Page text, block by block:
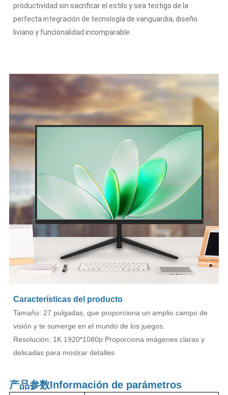
productividad sin sacrificar el estilo y sea testigo de la
perfecta integración de tecnología de vanguardia, diseño
liviano y funcionalidad incomparable.
Características del producto
Tamaño: 27 pulgadas, que proporciona un amplio campo de
visión y te sumerge en el mundo de los juegos.
Resolución: 1K 1920*1080p Proporciona imágenes claras y
delicadas para mostrar detalles
产品参数Información de parámetros